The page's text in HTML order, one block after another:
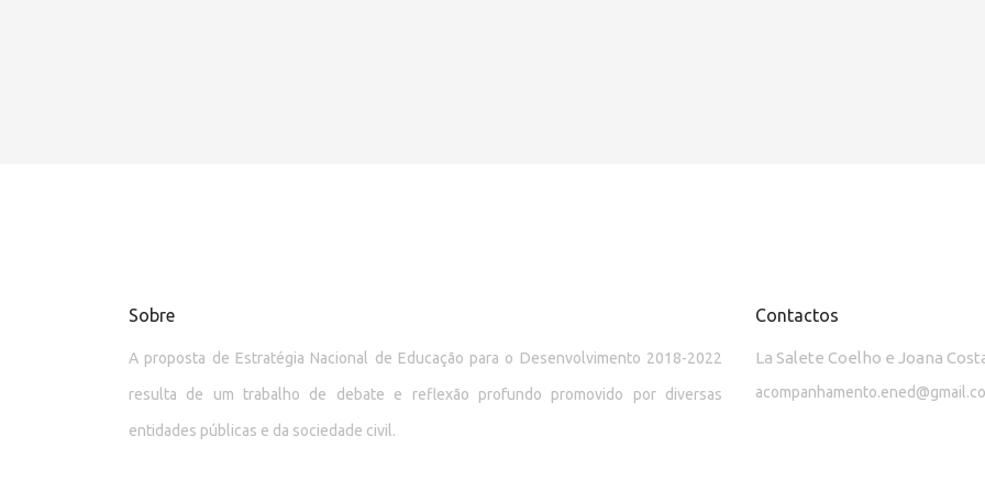
Sobre
A proposta de Estratégia Nacional de Educação para o Desenvolvimento 2018-2022
resulta de um trabalho de debate e reflexão profundo promovido por diversas
entidades públicas e da sociedade civil.
Contactos
La Salete Coelho e Joana